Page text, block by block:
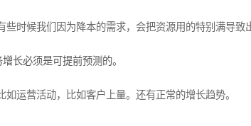
些时候我们因为降本的需求，会把资源用的特别满导致
长必须是可提前预测的。
如运营活动，比如客户上量。还有正常的增长趋势。